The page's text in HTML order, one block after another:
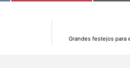
Grandes festejos para